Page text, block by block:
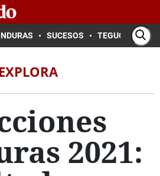
SUCESOS TEGUCIGALPA
EXPLORA
2021: